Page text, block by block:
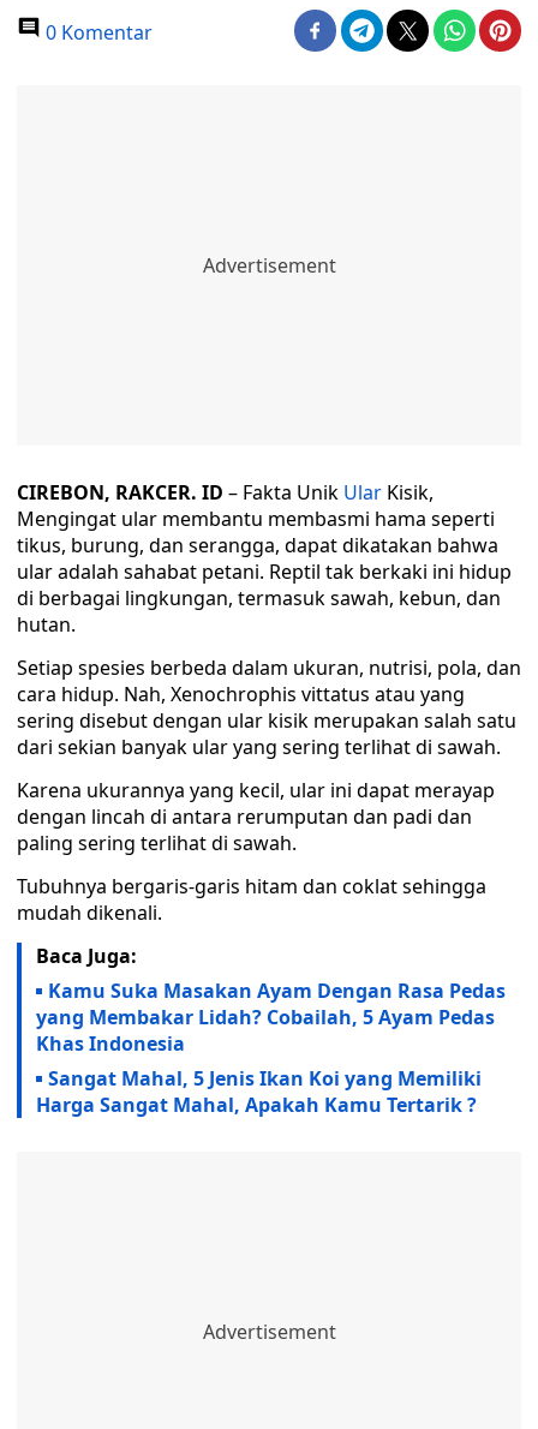
0 Komentar
CIREBON, RAKCER. ID – Fakta Unik Ular Kisik,
Mengingat ular membantu membasmi hama seperti
tikus, burung, dan serangga, dapat dikatakan bahwa
ular adalah sahabat petani. Reptil tak berkaki ini hidup
di berbagai lingkungan, termasuk sawah, kebun, dan
hutan.
Setiap spesies berbeda dalam ukuran, nutrisi, pola, dan
cara hidup. Nah, Xenochrophis vittatus atau yang
sering disebut dengan ular kisik merupakan salah satu
dari sekian banyak ular yang sering terlihat di sawah.
Karena ukurannya yang kecil, ular ini dapat merayap
dengan lincah di antara rerumputan dan padi dan
paling sering terlihat di sawah.
Tubuhnya bergaris-garis hitam dan coklat sehingga
mudah dikenali.
Baca Juga:
Kamu Suka Masakan Ayam Dengan Rasa Pedas
yang Membakar Lidah? Cobailah, 5 Ayam Pedas
Khas Indonesia
Sangat Mahal, 5 Jenis Ikan Koi yang Memiliki
Harga Sangat Mahal, Apakah Kamu Tertarik ?